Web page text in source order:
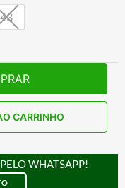
43
CARRINHO
WHATSAPP!